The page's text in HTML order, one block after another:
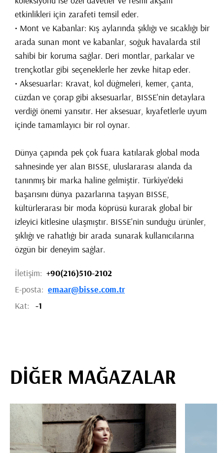
etkinlikleri için zarafeti temsil eder.
• Mont ve Kabanlar: Kış aylarında şıklığı ve sıcaklığı bir
arada sunan mont ve kabanlar, soğuk havalarda stil
sahibi bir koruma sağlar. Deri montlar, parkalar ve
trençkotlar gibi seçeneklerle her zevke hitap eder.
• Aksesuarlar: Kravat, kol düğmeleri, kemer, çanta,
cüzdan ve çorap gibi aksesuarlar, BISSE'nin detaylara
verdiği önemi yansıtır. Her aksesuar, kıyafetlerle uyum
içinde tamamlayıcı bir rol oynar.
Dünya çapında pek çok fuara katılarak global moda
sahnesinde yer alan BISSE, uluslararası alanda da
tanınmış bir marka haline gelmiştir. Türkiye'deki
başarısını dünya pazarlarına taşıyan BISSE,
kültürlerarası bir moda köprüsü kurarak global bir
izleyici kitlesine ulaşmıştır. BISSE'nin sunduğu ürünler,
şıklığı ve rahatlığı bir arada sunarak kullanıcılarına
özgün bir deneyim sağlar.
İletişim: +90(216)510-2102
E-posta: emaar@bisse.com.tr
Kat:
-1
DİĞER MAĞAZALAR